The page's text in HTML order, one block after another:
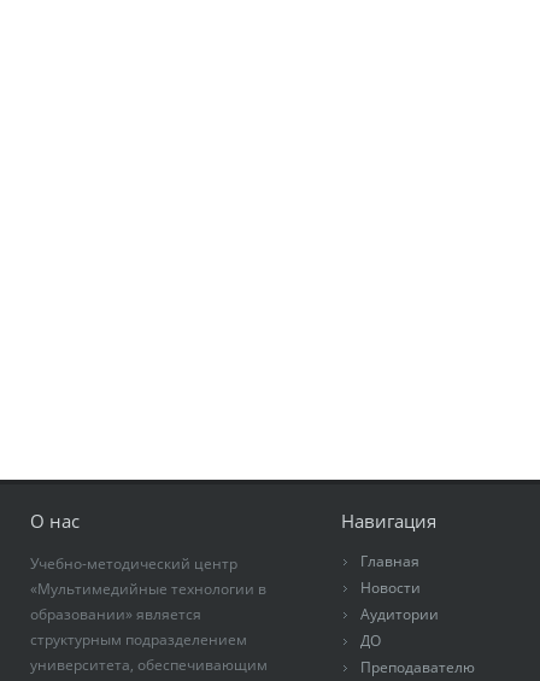
О нас
Учебно-методический центр
«Мультимедийные технологии в
образовании» является
структурным подразделением
университета, обеспечивающим
Навигация
Главная
Новости
Аудитории
ДО
Преподавателю